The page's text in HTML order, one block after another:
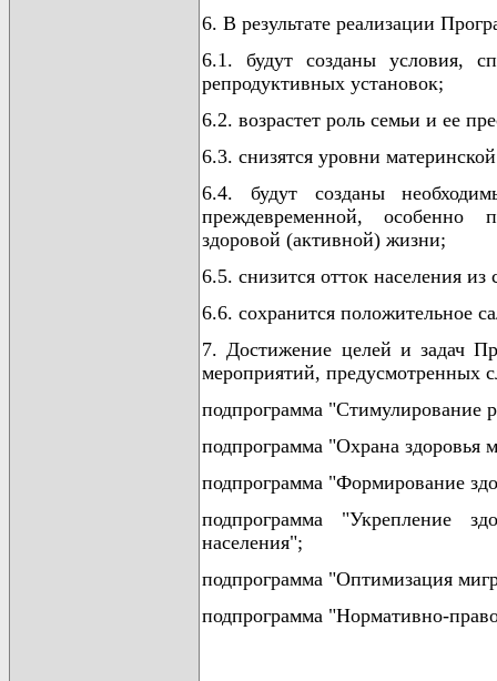
6. В результате реализации
6.1. будут созданы условия,
репродуктивных установок;
6.2. возрастет роль семьи и ее
6.3. снизятся уровни
6.4. будут созданы
преждевременной, особенно
здоровой (активной) жизни;
6.5. снизится отток населения из
6.6. сохранится положительное
7. Достижение целей и задач
мероприятий, предусмотренных
подпрограмма "Стимулирование
подпрограмма "Охрана здоровья
подпрограмма "Формирование
подпрограмма "Укрепление
населения";
подпрограмма "Оптимизация
подпрограмма "Нормативно-